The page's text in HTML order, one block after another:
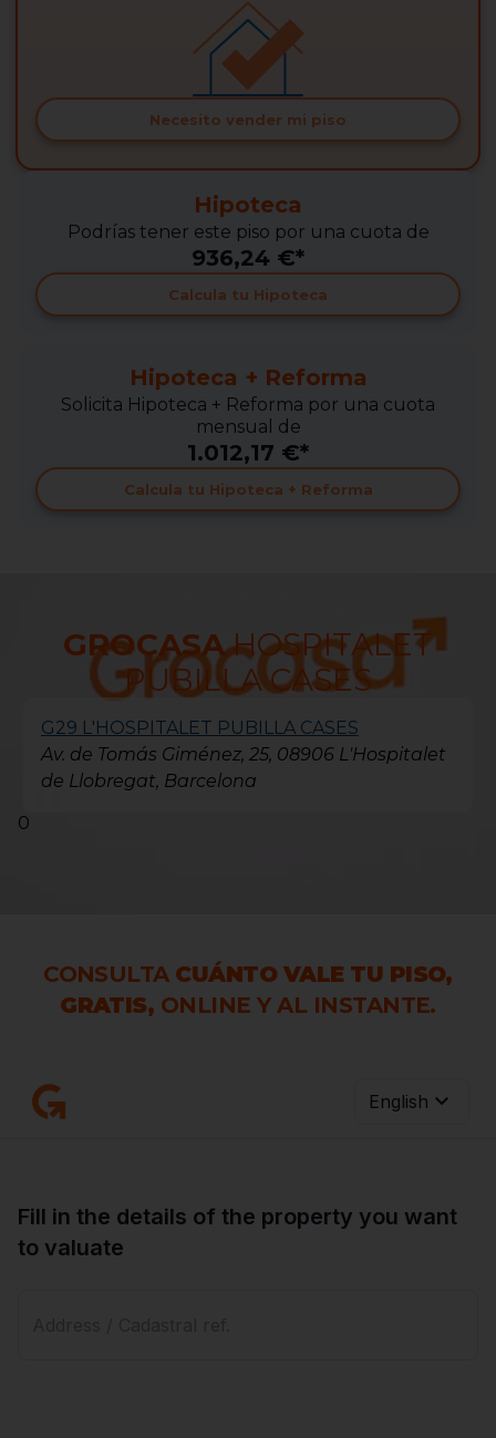
Necesito vender mi piso
Hipoteca
Podrías tener este piso por una cuota de
936,24 €*
Calcula tu Hipoteca
Hipoteca + Reforma
Solicita Hipoteca + Reforma por una cuota
mensual de
1.012,17 €*
Calcula tu Hipoteca + Reforma
GROCASA HOSPITALET
PUBILLA CASES
G29 L'HOSPITALET PUBILLA CASES
Av. de Tomás Giménez, 25, 08906 L'Hospitalet
de Llobregat, Barcelona
0
CONSULTA CUÁNTO VALE TU PISO,
GRATIS, ONLINE Y AL INSTANTE.